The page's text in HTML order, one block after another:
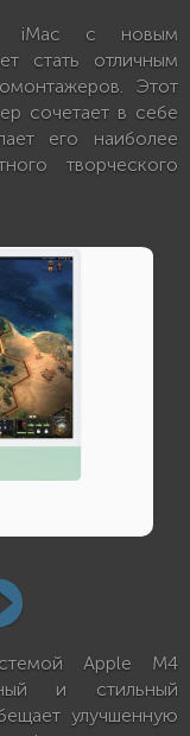
iMac с новым
стать отличным
Этот
сочетает в себе
его наиболее
творческого
Apple M4
и стильный
улучшенную